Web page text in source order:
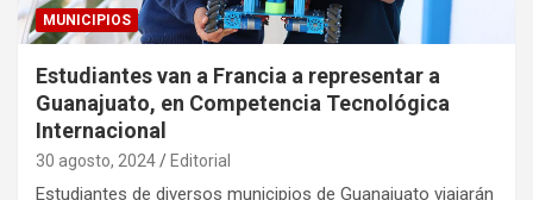
MUNICIPIOS
Estudiantes van a Francia a representar a
Guanajuato, en Competencia Tecnológica
Internacional
30 agosto, 2024 Editorial
Estudiantes de diversos municipios de Guanajuato viajarán